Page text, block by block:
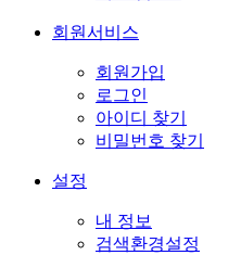
회원서비스
회원가입
로그인
아이디 찾기
비밀번호 찾기
설정
내 정보
검색환경설정